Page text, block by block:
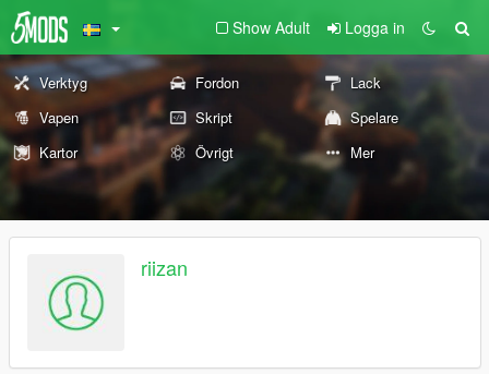
Show Adult Logga in
Verktyg Fordon
Lack
Vapen
Skript
Spelare
Kartor
Övrigt Mer
riizan